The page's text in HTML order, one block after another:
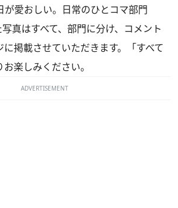
が愛おしい。日常のひとコマ部門
真はすべて、部門に分け、コメント
に掲載させていただきます。「すべて
楽しみください。
ADVERTISEMENT